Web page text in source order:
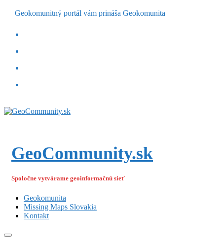
Geokomunitný portál vám prináša Geokomunita
GeoCommunity.sk
Spoločne vytvárame geoinformačnú sieť
Geokomunita
Missing Maps Slovakia
Kontakt